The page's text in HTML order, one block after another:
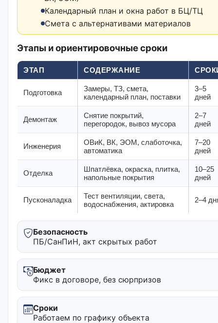
Календарный план и окна работ в БЦ/ТЦ
Смета с альтернативами материалов
Этапы и ориентировочные сроки
ЭТАП СОДЕРЖАНИЕ
Подготовка
Замеры, ТЗ, смета,
календарный план, поставки
3–5
дней
Демонтаж
Снятие покрытий,
перегородок, вывоз мусора
2–7
дней
Инженерия
ОВиК, ВК, ЭОМ, слаботочка,
автоматика
7–20
дней
Отделка
Шпатлёвка, окраска, плитка,
напольные покрытия
10–25
дней
Пусконаладка
Тест вентиляции, света,
водоснабжения, актировка
2–4
Безопасность
ПБ/СанПиН, акт скрытых работ
Бюджет
Фикс в договоре, без сюрпризов
Сроки
Работаем по графику объекта